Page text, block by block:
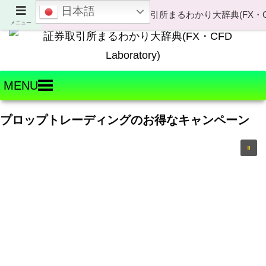
Welcome to FX・CFD Laboratory!
MENU
プロップトレーディングのお得なキャンペーン
メニュー
日本語